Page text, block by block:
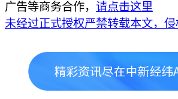
广告等商务合作， 请点击这里
未经过正式授权严禁转载本文，